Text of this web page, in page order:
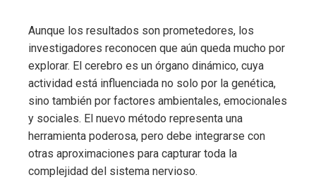
Aunque los resultados son prometedores, los
investigadores reconocen que aún queda mucho por
explorar. El cerebro es un órgano dinámico, cuya
actividad está influenciada no solo por la genética,
sino también por factores ambientales, emocionales
y sociales. El nuevo método representa una
herramienta poderosa, pero debe integrarse con
otras aproximaciones para capturar toda la
complejidad del sistema nervioso.